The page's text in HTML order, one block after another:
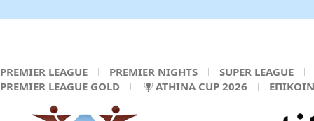
PREMIER LEAGUE PREMIER NIGHTS
SUPER LEAGUE
PREMIER LEAGUE GOLD
ATHINA CUP 2026